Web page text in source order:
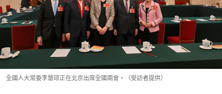
全國人大常委李慧琼正在北京出席全國兩會。（受訪者提供）